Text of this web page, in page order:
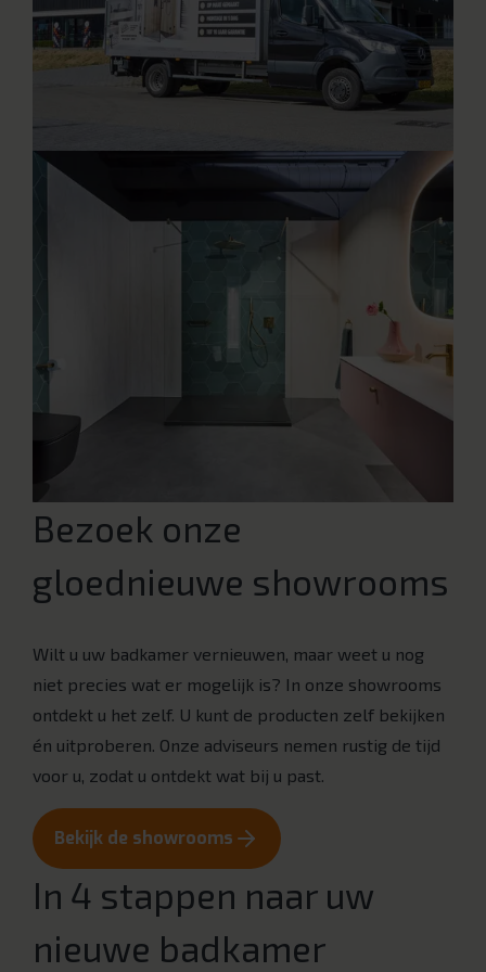
Bezoek onze
gloednieuwe showrooms
Wilt u uw badkamer vernieuwen, maar weet u nog
niet precies wat er mogelijk is? In onze showrooms
ontdekt u het zelf. U kunt de producten zelf bekijken
én uitproberen. Onze adviseurs nemen rustig de tijd
voor u, zodat u ontdekt wat bij u past.
Bekijk de showrooms
In 4 stappen naar uw
nieuwe badkamer